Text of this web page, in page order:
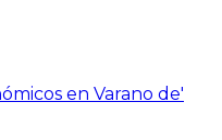
en Varano de'